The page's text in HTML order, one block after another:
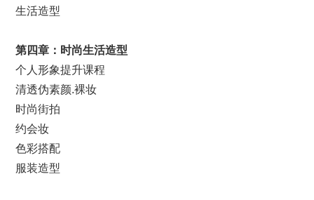
生活造型
第四章： 时尚生活造型
个人形象提升课程
清透伪素颜.裸妆
时尚街拍
约会妆
色彩搭配
服装造型